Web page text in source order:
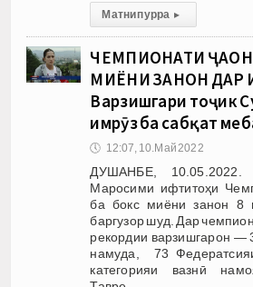
Матни пурра ▸
ЧЕМПИОНАТИ
МИЁНИ ЗАНОН ДАР
Варзишгари тоҷик
имрӯз ба сабқат
🕔 12:07, 10.Май 2022
ДУШАНБЕ, 10.05.2022.
Маросими ифтитоҳи
ба бокс миёни занон 8
баргузор шуд. Дар
рекордии варзишгарон —
намуда, 73
категорияи вазнӣ